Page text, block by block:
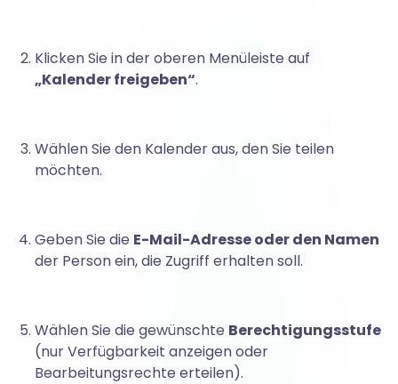
o
o
k
f
Klicken Sie in der oberen Menüleiste auf
„Kalender freigeben“.
Wählen Sie den Kalender aus, den Sie teilen
möchten.
Geben Sie die E-Mail-Adresse oder den Namen
der Person ein, die Zugriff erhalten soll.
Wählen Sie die gewünschte Berechtigungsstufe
(nur Verfügbarkeit anzeigen oder
Bearbeitungsrechte erteilen).